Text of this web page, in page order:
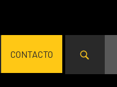
CONTACTO